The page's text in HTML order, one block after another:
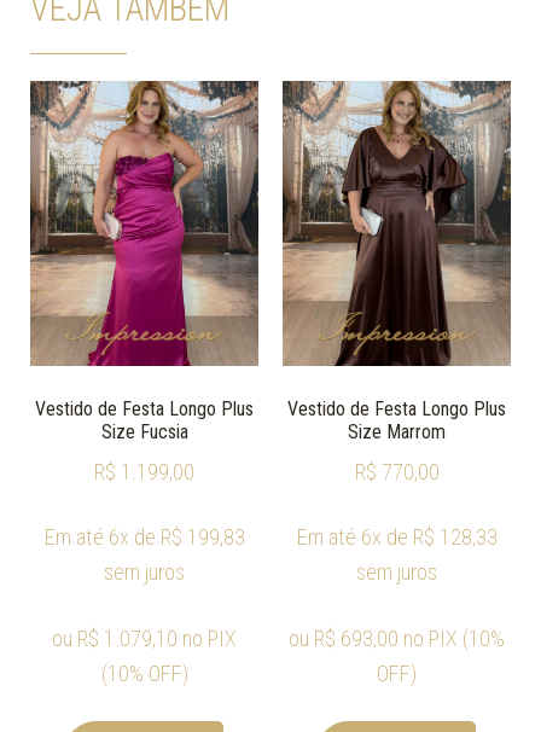
VEJA TAMBÉM
Vestido de Festa Longo Plus
Size Fucsia
R$ 1.199,00
Em até 6x de R$ 199,83
sem juros
ou R$ 1.079,10 no PIX
(10% OFF)
Vestido de Festa Longo Plus
Size Marrom
R$ 770,00
Em até 6x de R$ 128,33
sem juros
ou R$ 693,00 no PIX (10%
OFF)